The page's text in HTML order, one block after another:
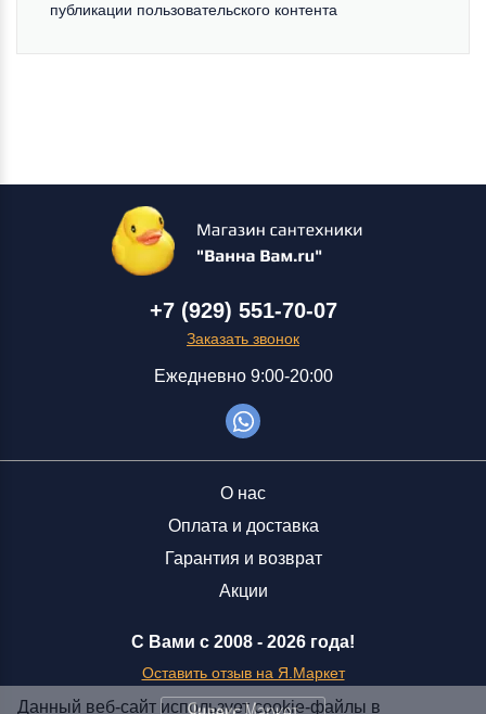
публикации пользовательского контента
+7 (929) 551-70-07
Заказать звонок
Ежедневно 9:00-20:00
С Вами с 2008 - 2026 года!
Оставить отзыв на Я.Маркет
О нас
Оплата и доставка
Гарантия и возврат
Акции
Данный веб-сайт использует cookie-файлы в